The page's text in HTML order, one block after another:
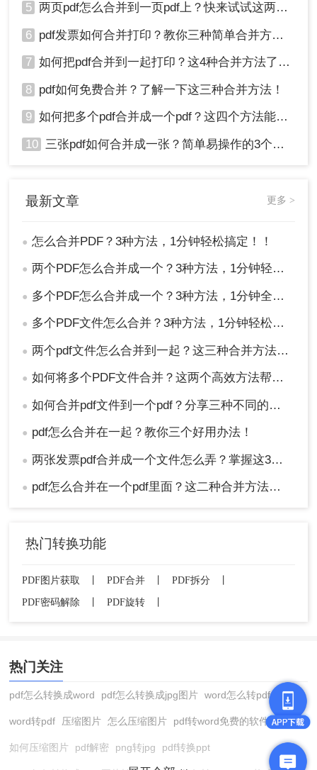
5 两页pdf怎么合并到一页pdf上？快来试试这两种方法吧！
6 pdf发票如何合并打印？教你三种简单合并方法！
7 如何把pdf合并到一起打印？这4种合并方法了解一下！
8 pdf如何免费合并？了解一下这三种合并方法！
9 如何把多个pdf合并成一个pdf？这四个方法能帮助大家！
10 三张pdf如何合并成一张？简单易操作的3个方法！
最新文章 更多 >
● 怎么合并PDF？3种方法，1分钟轻松搞定！！
● 两个PDF怎么合并成一个？3种方法，1分钟轻松搞定！
● 多个PDF怎么合并成一个？3种方法，1分钟全搞定！！
● 多个PDF文件怎么合并？3种方法，1分钟轻松搞定！!
● 两个pdf文件怎么合并到一起？这三种合并方法超实用！
● 如何将多个PDF文件合并？这两个高效方法帮你解决！
● 如何合并pdf文件到一个pdf？分享三种不同的方法来帮助您轻松合并！
● pdf怎么合并在一起？教你三个好用办法！
● 两张发票pdf合并成一个文件怎么弄？掌握这3种方法轻松合并！
● pdf怎么合并在一个pdf里面？这二种合并方法了解下！
热门转换功能
PDF图片获取 PDF合并 PDF拆分
PDF密码解除
PDF旋转
热门关注
pdf怎么转换成word pdf怎么转换成jpg图片 word怎么转pdf
word转pdf 压缩图片 怎么压缩图片 pdf转word免费的软件
如何压缩图片 pdf解密 png转jpg pdf转换ppt